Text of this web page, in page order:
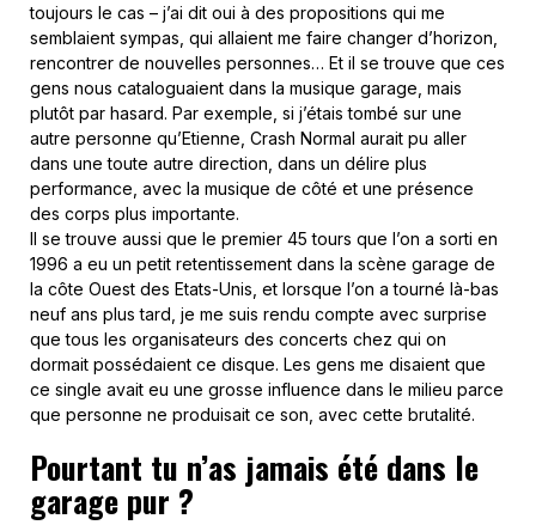
toujours le cas – j’ai dit oui à des propositions qui me
semblaient sympas, qui allaient me faire changer d’horizon,
rencontrer de nouvelles personnes… Et il se trouve que ces
gens nous cataloguaient dans la musique garage, mais
plutôt par hasard. Par exemple, si j’étais tombé sur une
autre personne qu’Etienne, Crash Normal aurait pu aller
dans une toute autre direction, dans un délire plus
performance, avec la musique de côté et une présence
des corps plus importante.
Il se trouve aussi que le premier 45 tours que l’on a sorti en
1996 a eu un petit retentissement dans la scène garage de
la côte Ouest des Etats-Unis, et lorsque l’on a tourné là-bas
neuf ans plus tard, je me suis rendu compte avec surprise
que tous les organisateurs des concerts chez qui on
dormait possédaient ce disque. Les gens me disaient que
ce single avait eu une grosse influence dans le milieu parce
que personne ne produisait ce son, avec cette brutalité.
Pourtant tu n’as jamais été dans le
garage pur ?